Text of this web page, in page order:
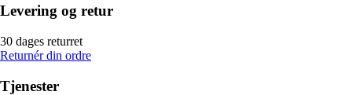
Levering og retur
30 dages returret
Returnér din ordre
Tjenester